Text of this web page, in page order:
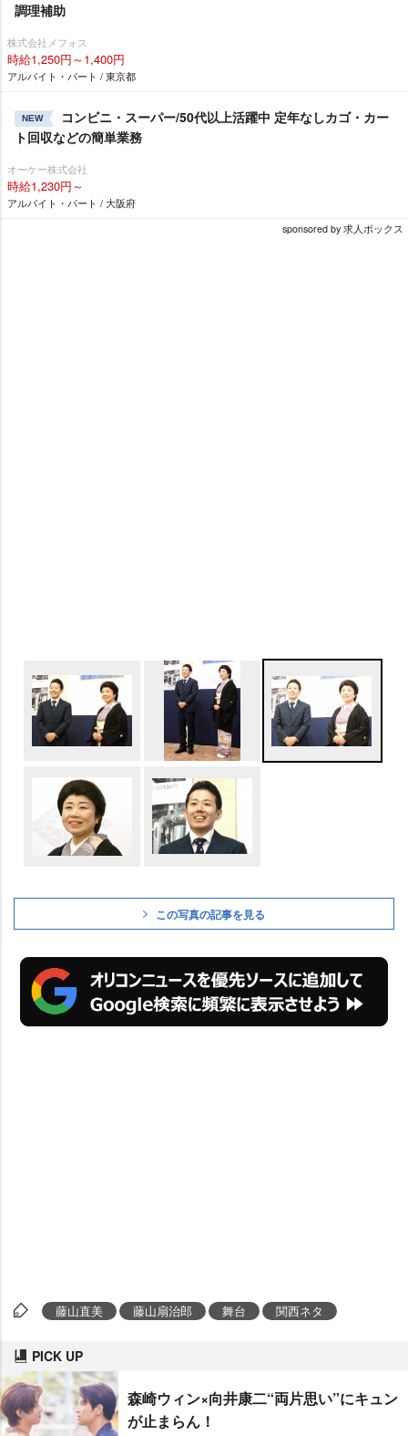
調理補助
株式会社メフォス
時給1,250円～1,400円
アルバイト・パート / 東京都
NEW
コンビニ・スーパー/50代以上活躍中 定年なしカゴ・カー
ト回収などの簡単業務
オーケー株式会社
時給1,230円～
アルバイト・パート / 大阪府
sponsored by 求人ボックス
この写真の記事を見る
藤山直美 藤山扇治郎 舞台 関西ネタ
PICK UP
森崎ウィン×向井康二“両片思い”にキュン
が止まらん！